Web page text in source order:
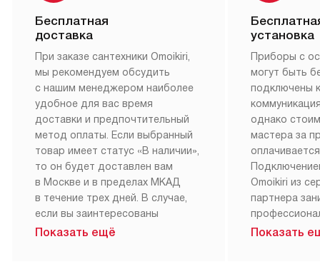
Бесплатная
доставка
При заказе сантехники Omoikiri,
мы рекомендуем обсудить
с нашим менеджером наиболее
удобное для вас время
доставки и предпочтительный
метод оплаты. Если выбранный
товар имеет статус «В наличии»,
то он будет доставлен вам
в Москве и в пределах МКАД
в течение трех дней. В случае,
если вы заинтересованы
в товаре, который доступен
Показать ещё
установка
Приборы с
могут быть
подключены
однако
мастера за
Omoikiri из
партнера
Наш сервис
Показать